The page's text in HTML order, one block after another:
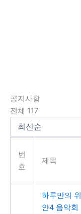
공지사항
전체 117
번
호
제목
하루만의 위
안4 음악회